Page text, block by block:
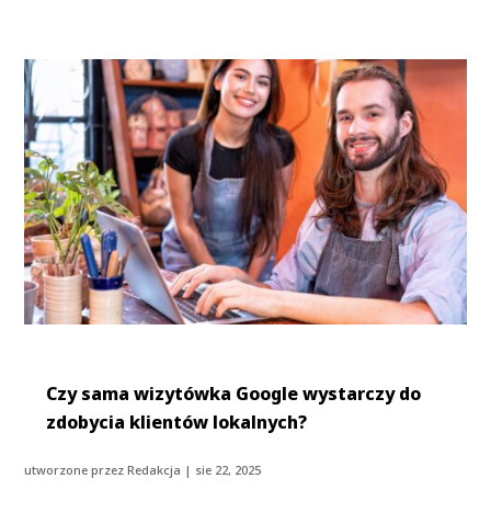
Czy sama wizytówka Google wystarczy do
zdobycia klientów lokalnych?
utworzone przezRedakcja | sie 22, 2025